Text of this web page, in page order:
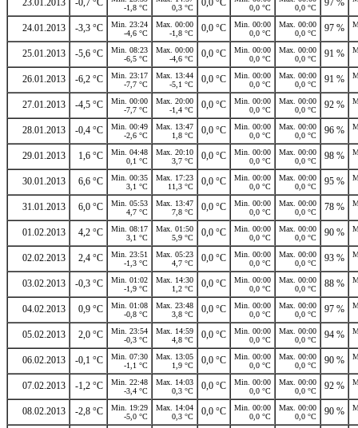
23.01.2013 -0,7 °C
-1,8 °C
0,3 °C
0,0 °C
0,0 °C
0,0 °C
97 %
24.01.2013 -3,3 °C
Min. 23:24
-4,6 °C
Max. 00:00
-1,8 °C
0,0 °C
Min. 00:00
0,0 °C
Max. 00:00
0,0 °C
97 %
25.01.2013 -5,6 °C
Min. 08:23
-6,5 °C
Max. 00:00
-4,6 °C
0,0 °C
Min. 00:00
0,0 °C
Max. 00:00
0,0 °C
91 %
26.01.2013 -6,2 °C
Min. 23:17
-7,7 °C
Max. 13:44
-5,1 °C
0,0 °C
Min. 00:00
0,0 °C
Max. 00:00
0,0 °C
91 %
27.01.2013 -4,5 °C
Min. 00:00
-7,7 °C
Max. 20:00
-1,4 °C
0,0 °C
Min. 00:00
0,0 °C
Max. 00:00
0,0 °C
92 %
28.01.2013 -0,4 °C
Min. 00:49
-2,6 °C
Max. 13:47
1,8 °C
0,0 °C
Min. 00:00
0,0 °C
Max. 00:00
0,0 °C
96 %
29.01.2013 1,6 °C
Min. 04:48
0,1 °C
Max. 20:10
3,7 °C
0,0 °C
Min. 00:00
0,0 °C
Max. 00:00
0,0 °C
98 %
30.01.2013 6,6 °C
Min. 00:35
3,1 °C
Max. 17:23
11,3 °C
0,0 °C
Min. 00:00
0,0 °C
Max. 00:00
0,0 °C
95 %
31.01.2013 6,0 °C
Min. 05:53
4,7 °C
Max. 13:47
7,8 °C
0,0 °C
Min. 00:00
0,0 °C
Max. 00:00
0,0 °C
78 %
01.02.2013 4,2 °C
Min. 08:17
3,1 °C
Max. 01:50
5,9 °C
0,0 °C
Min. 00:00
0,0 °C
Max. 00:00
0,0 °C
90 %
02.02.2013 2,4 °C
Min. 23:51
-1,3 °C
Max. 05:23
4,7 °C
0,0 °C
Min. 00:00
0,0 °C
Max. 00:00
0,0 °C
93 %
03.02.2013 -0,3 °C
Min. 01:02
-1,9 °C
Max. 14:30
1,2 °C
0,0 °C
Min. 00:00
0,0 °C
Max. 00:00
0,0 °C
88 %
04.02.2013 0,9 °C
Min. 01:08
-0,8 °C
Max. 23:48
3,8 °C
0,0 °C
Min. 00:00
0,0 °C
Max. 00:00
0,0 °C
97 %
05.02.2013 2,0 °C
Min. 23:54
-0,3 °C
Max. 14:59
4,8 °C
0,0 °C
Min. 00:00
0,0 °C
Max. 00:00
0,0 °C
94 %
06.02.2013 -0,1 °C
Min. 07:30
-1,1 °C
Max. 13:05
1,9 °C
0,0 °C
Min. 00:00
0,0 °C
Max. 00:00
0,0 °C
90 %
07.02.2013 -1,2 °C
Min. 22:48
-3,4 °C
Max. 14:03
0,3 °C
0,0 °C
Min. 00:00
0,0 °C
Max. 00:00
0,0 °C
92 %
08.02.2013 -2,8 °C
Min. 19:29
-5,0 °C
Max. 14:04
0,3 °C
0,0 °C
Min. 00:00
0,0 °C
Max. 00:00
0,0 °C
90 %